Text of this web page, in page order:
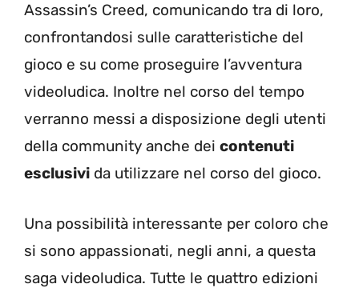
Assassin’s Creed, comunicando tra di loro,
confrontandosi sulle caratteristiche del
gioco e su come proseguire l’avventura
videoludica. Inoltre nel corso del tempo
verranno messi a disposizione degli utenti
della community anche dei contenuti
esclusivi da utilizzare nel corso del gioco.
Una possibilità interessante per coloro che
si sono appassionati, negli anni, a questa
saga videoludica. Tutte le quattro edizioni